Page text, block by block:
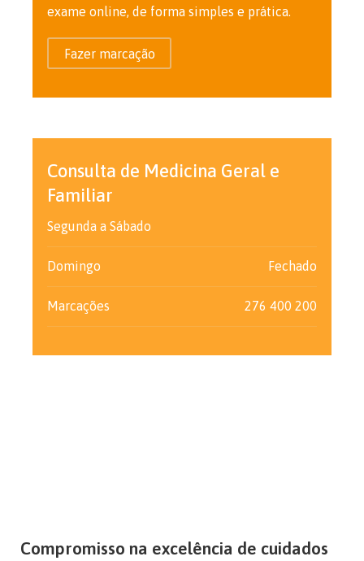
exame online, de forma simples e prática.
Fazer marcação
Consulta de Medicina Geral e
Familiar
Segunda a Sábado
Domingo Fechado
Marcações 276 400 200
Compromisso na excelência de cuidados